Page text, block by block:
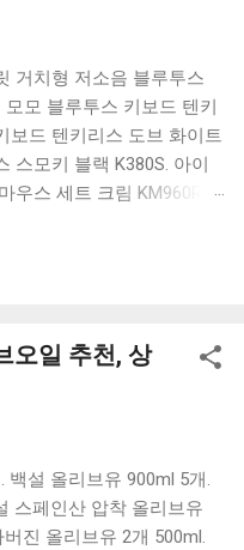
거치형 저소음 블루투스
모모 블루투스 키보드 텐키
보드 텐키리스 도브 화이트
스모키 블랙 K380S. 아이
스 세트 크림 KM960RB
택과 빠른배송 혜택을 놓
할인 확인하기 상품 하나
해서 결정이 많이 어려우
을 상세스펙 과 가격 을
순위 추천 해드릴게요. 특
콘 멀티페어링 스마트폰
오일 추천, 상
백설 올리브유 900ml 5개.
스페인산 압착 올리브유
진 올리브유 2개 500ml.